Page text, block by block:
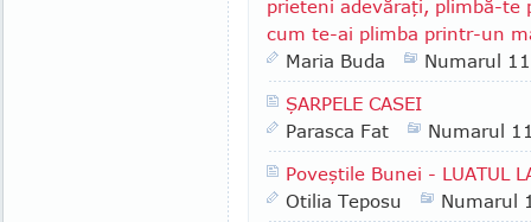
prieteni adevăraţi, plimbă-te
cum te-ai plimba printr-un
Maria Buda
Numarul
ŞARPELE CASEI
Parasca Fat
Numarul
Poveştile Bunei - LUATUL
Otilia Teposu
Numarul